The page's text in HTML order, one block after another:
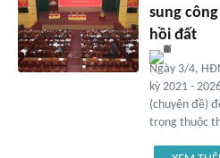
sung
hồi đất
Ngày 3/4,
kỳ 2021 -
(chuyên đề)
trọng thuộc